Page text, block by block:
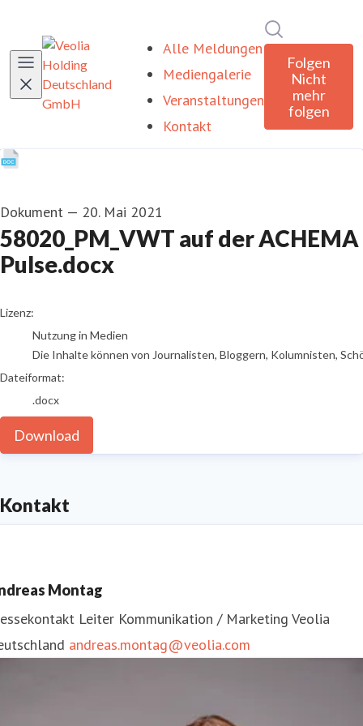
Alle Meldungen
Mediengalerie
Veranstaltungen
Kontakt
Folgen
Nicht
mehr
folgen
Dokument — 20. Mai 2021
58020_PM_VWT auf der ACHEMA
Pulse.docx
go to media item
Lizenz:
Nutzung in Medien
Die Inhalte können von Journalisten, Bloggern, Kolumnisten,
Dateiformat:
.docx
Download
Kontakt
Montag
Leiter Kommunikation / Marketing Veolia
andreas.montag@veolia.com